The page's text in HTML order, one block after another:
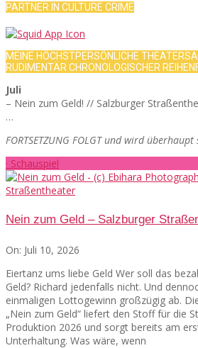
PARTNER IN CULTURE CRIME
MEINE HÖCHSTPERSÖNLICHE
RUDIMENTÄR CHRONOLOGISCHER
Juli
– Nein zum Geld! // Salzburger
…
FORTSETZUNG FOLGT und wird
· Schauspiel
Nein zum Geld – Salzburger
On: Juli 10, 2026
Eiertanz ums liebe Geld Wer soll das
Geld? Richard jedenfalls nicht. Und
einmaligen Lottogewinn großzügig ab.
„Nein zum Geld“ liefert den Stoff für die
Produktion 2026 und sorgt bereits am
Unterhaltung. Was wäre, wenn